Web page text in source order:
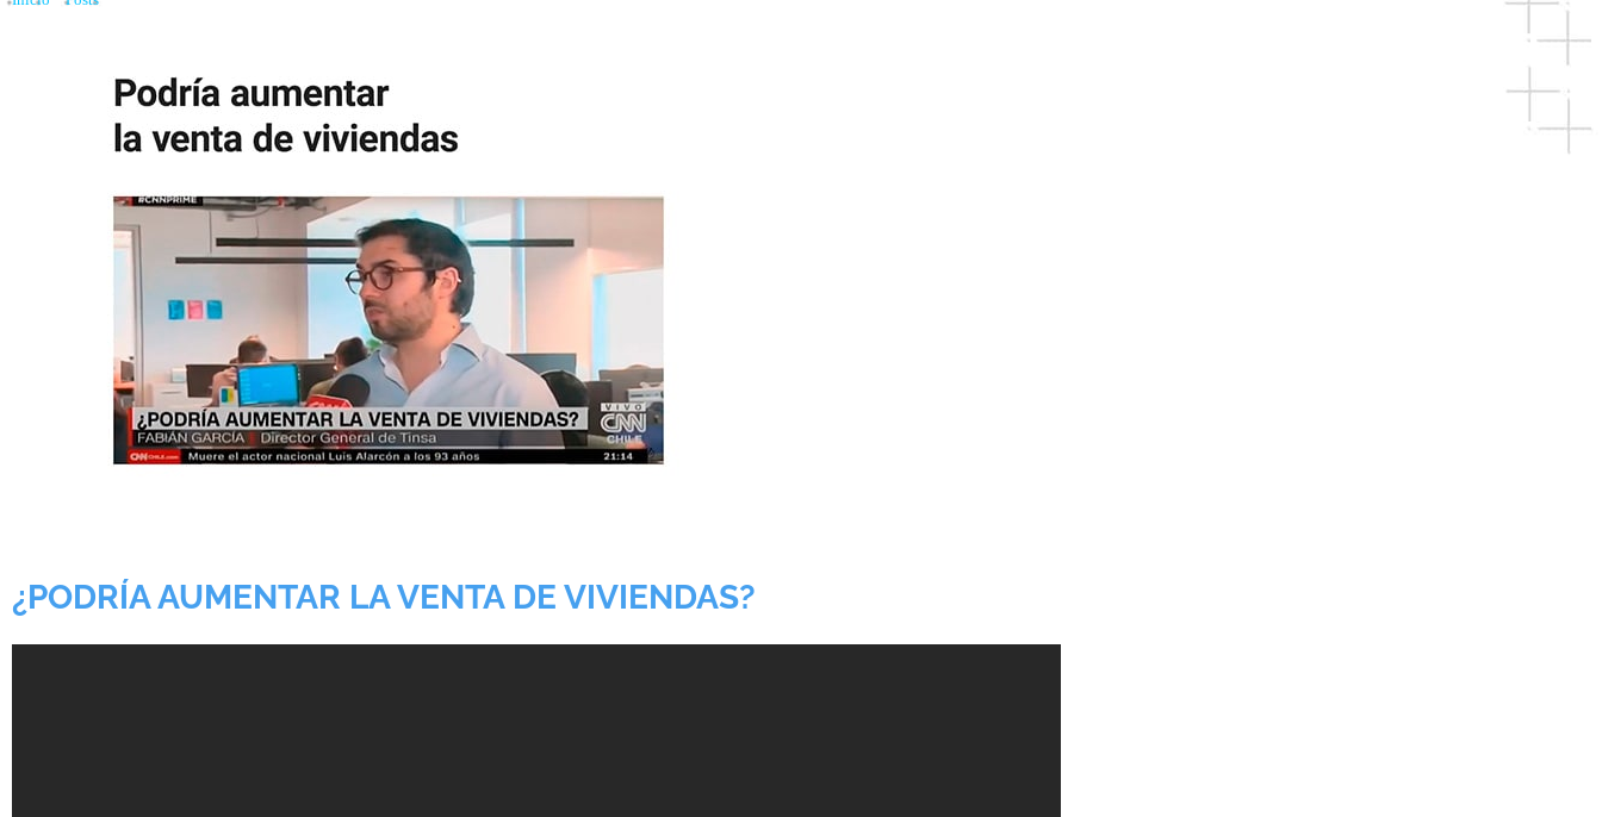
¿PODRÍA AUMENTAR LA VENTA DE VIVIENDAS?